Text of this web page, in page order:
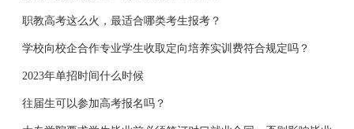
职教高考这么火，最适合哪类考生报考？
学校向校企合作专业学生收取定向培养实训费符合规定吗？
2023年单招时间什么时候
往届生可以参加高考报名吗？